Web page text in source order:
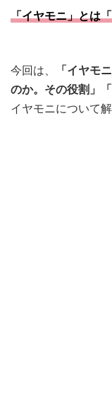
「イヤモニ」とは
今回は、
「イヤモ
のか。その役割」
イヤモニについて